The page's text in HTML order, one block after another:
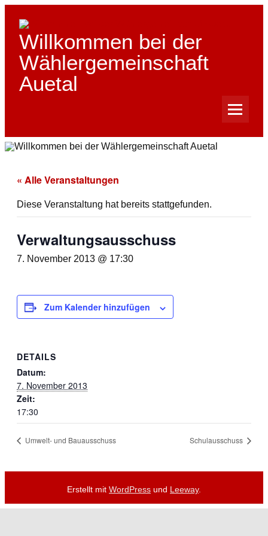
Skip
content
Willkommen bei der
Wählergemeinschaft
Auetal
« Alle Veranstaltungen
Diese Veranstaltung hat bereits stattgefunden.
Verwaltungsausschuss
7. November 2013 @ 17:30
Zum Kalender hinzufügen
DETAILS
Datum:
7. November 2013
Zeit:
17:30
Umwelt- und Bauausschuss Schulausschuss
Erstellt mit WordPress und Leeway.